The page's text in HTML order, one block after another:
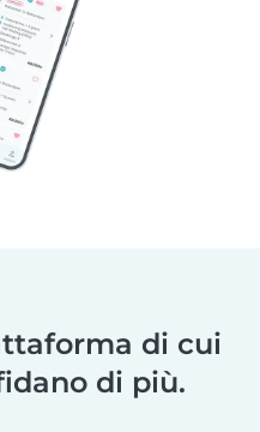
di cui
di più.